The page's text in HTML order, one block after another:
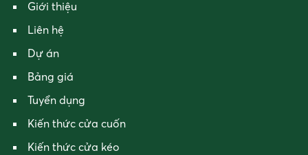
Giới thiệu
Liên hệ
Dự án
Bảng giá
Tuyển dụng
Kiến thức cửa cuốn
Kiến thức cửa kéo